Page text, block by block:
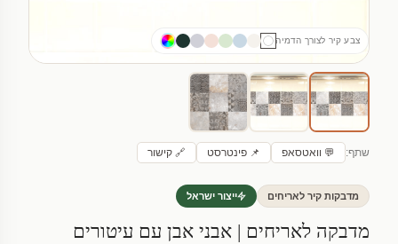
צבע קיר לצורך הדמיה
שתף: 💬 וואטסאפ 📌 פינטרסט 🔗 קישור
מדבקות קיר לאריחים ייצור ישראל
מדבקה לאריחים | אבני אבן עם עיטורים